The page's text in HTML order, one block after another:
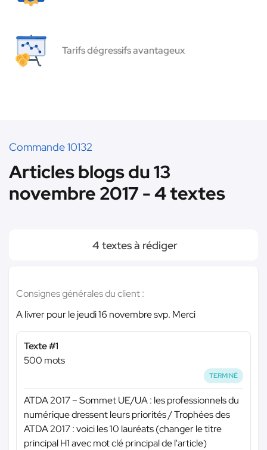
Tarifs dégressifs avantageux
Commande 10132
Articles blogs du 13
novembre 2017 - 4 textes
4 textes à rédiger
Consignes générales du client :
A livrer pour le jeudi 16 novembre svp. Merci
Texte #1
500 mots
TERMINÉ
ATDA 2017 – Sommet UE/UA : les professionnels du
numérique dressent leurs priorités / Trophées des
ATDA 2017 : voici les 10 lauréats (changer le titre
principal H1 avec mot clé principal de l'article)